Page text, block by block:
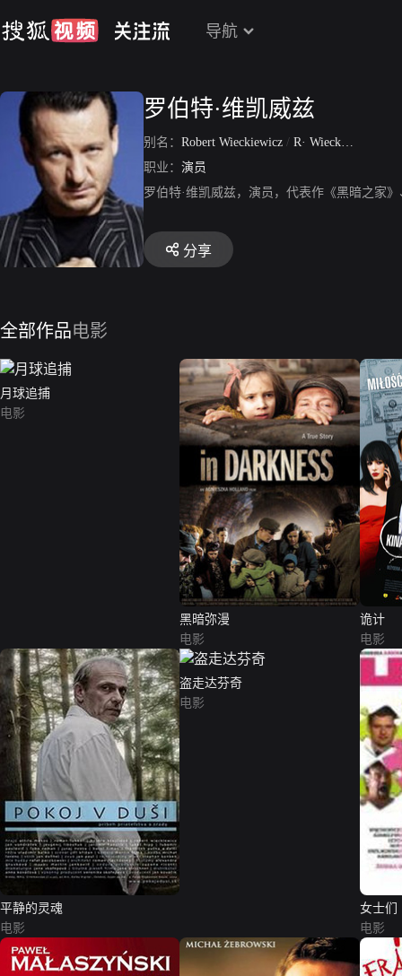
导航
罗伯特·维凯威兹
别名： Robert Wieckiewicz / R· Wieckiewicz
职业： 演员
罗伯特·维凯威兹，演员，代表作《黑暗之家
分享
全部作品电影
月球追捕
电影
黑暗弥漫
电影
诡计
电影
平静的灵魂
电影
盗走达芬奇
电影
女士们
电影